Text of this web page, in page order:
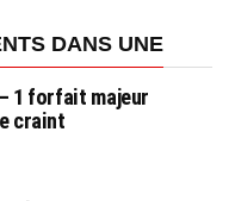
DANS UNE
1 forfait majeur
craint